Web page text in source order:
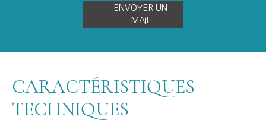
ENVOYER UN
MAIL
CARACTÉRISTIQUES
TECHNIQUES